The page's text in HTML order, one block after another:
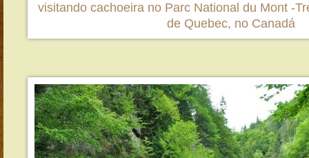
visitando cachoeira no Parc National du Mont -
de Quebec, no Canadá